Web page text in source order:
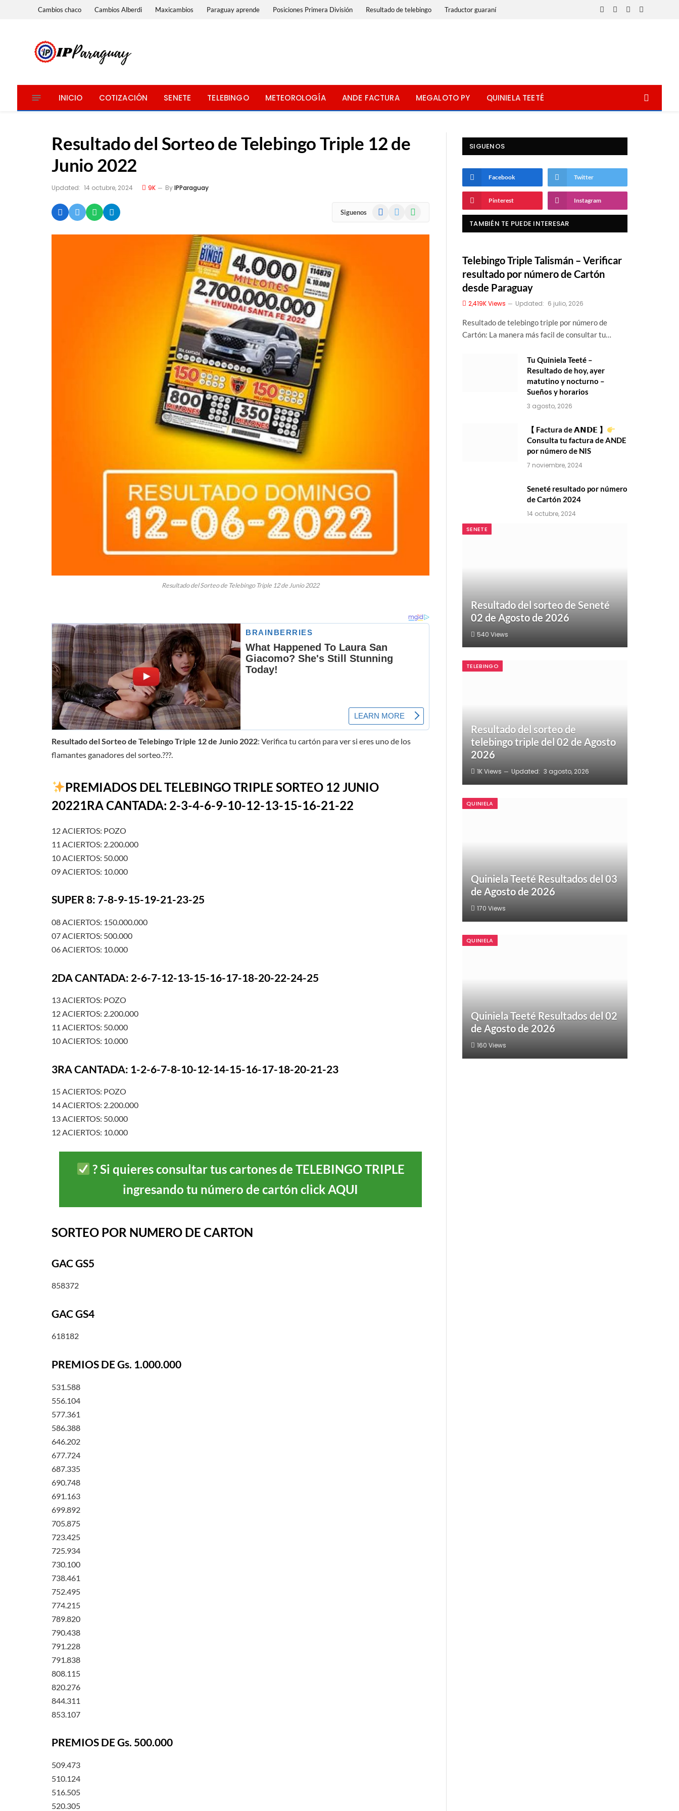
Cambios chaco Cambios Alberdi Maxicambios Paraguay aprende Posiciones Primera División Resultado de telebingo Traductor guaraní
Facebook
X
InstagramWhatsApp
INICIO COTIZACIÓN SENETE TELEBINGO METEOROLOGÍA ANDE FACTURA MEGALOTO PY QUINIELA TEETÉ
Resultado del Sorteo de Telebingo Triple 12 de
Junio 2022
Updated: 14 octubre, 2024 9K ByIPParaguay
Siguenos Facebook WhatsApp
Resultado del Sorteo de Telebingo Triple 12 de Junio 2022
Resultado del Sorteo de Telebingo Triple 12 de Junio 2022: Verifica tu cartón para ver si eres uno de los
flamantes ganadores del sorteo.???.
PREMIADOS DEL TELEBINGO TRIPLE SORTEO 12 JUNIO
20221RA CANTADA: 2-3-4-6-9-10-12-13-15-16-21-22
12 ACIERTOS: POZO
11 ACIERTOS: 2.200.000
10 ACIERTOS: 50.000
09 ACIERTOS: 10.000
SUPER 8: 7-8-9-15-19-21-23-25
08 ACIERTOS: 150.000.000
07 ACIERTOS: 500.000
06 ACIERTOS: 10.000
2DA CANTADA: 2-6-7-12-13-15-16-17-18-20-22-24-25
13 ACIERTOS: POZO
12 ACIERTOS: 2.200.000
11 ACIERTOS: 50.000
10 ACIERTOS: 10.000
3RA CANTADA: 1-2-6-7-8-10-12-14-15-16-17-18-20-21-23
15 ACIERTOS: POZO
14 ACIERTOS: 2.200.000
13 ACIERTOS: 50.000
12 ACIERTOS: 10.000
?Si quieres consultar tus cartones de TELEBINGO TRIPLE
ingresando tu número de cartón click AQUI
SORTEO POR NUMERO DE CARTON
GAC GS5
858372
GAC GS4
618182
PREMIOS DE Gs. 1.000.000
531.588
556.104
577.361
586.388
646.202
677.724
687.335
690.748
691.163
699.892
705.875
723.425
725.934
730.100
738.461
752.495
774.215
789.820
790.438
791.228
791.838
808.115
820.276
844.311
853.107
PREMIOS DE Gs. 500.000
509.473
510.124
516.505
520.305
SIGUENOS
Facebook Twitter
Pinterest Instagram
TAMBIÉN TE PUEDE INTERESAR
Telebingo Triple Talismán – Verificar
resultado por número de Cartón
desde Paraguay
2,419KViews Updated: 6 julio, 2026
Resultado de telebingo triple por número de
Cartón: La manera más facil de consultar tu…
Tu Quiniela Teeté –
Resultado de hoy, ayer
matutino y nocturno –
Sueños y horarios
3 agosto, 2026
【 Factura de 𝗔𝗡𝗗𝗘 】
Consulta tu factura de ANDE
por número de NIS
7 noviembre, 2024
Seneté resultado por número
de Cartón 2024
14 octubre, 2024
SENETE
Resultado del sorteo de Seneté
02 de Agosto de 2026
540 Views
TELEBINGO
Resultado del sorteo de
telebingo triple del 02 de Agosto
2026
1KViews Updated: 3 agosto, 2026
QUINIELA
Quiniela Teeté Resultados del 03
de Agosto de 2026
170 Views
QUINIELA
Quiniela Teeté Resultados del 02
de Agosto de 2026
160 Views